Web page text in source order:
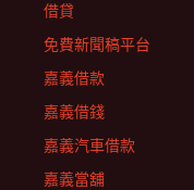
借貸
免費新聞稿平台
嘉義借款
嘉義借錢
嘉義汽車借款
嘉義當舖